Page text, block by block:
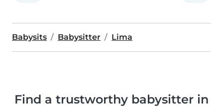
Babysits Babysitter Lima
Find a trustworthy babysitter in